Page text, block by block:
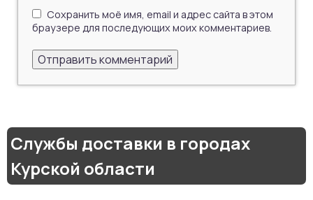
Сохранить моё имя, email и адрес сайта в этом
браузере для последующих моих комментариев.
Службы доставки в городах
Курской области